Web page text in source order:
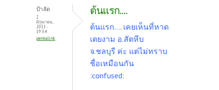
ป้าลัด
2
มิถุนายน,
2011 -
19:54
permalink
ต้นแรก....
ต้นแรก.... เคยเห็นที่หาด
เตยงาม อ.สัตหีบ
จ.ชลบุรี ค่ะ แต่ไม่ทราบ
ชื่อเหมือนกัน
:confused: